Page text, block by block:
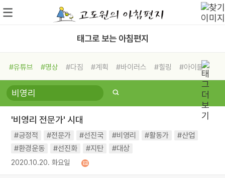
태그로 보는 아침편지
#유튜브 #명상 #다짐 #계획 #바이러스 #힐링
#아이들
#비전캠프
#독서캠프 #삶
#희망
#나눔 #친구 #링컨학교
#독서
#건강 #면역력
'비영리 전문가' 시대
#긍정적 #전문가 #선진국 #비영리 #활동가
#산업
#환경운동
#선진화 #지탄 #대상
2020.10.20. 화요일